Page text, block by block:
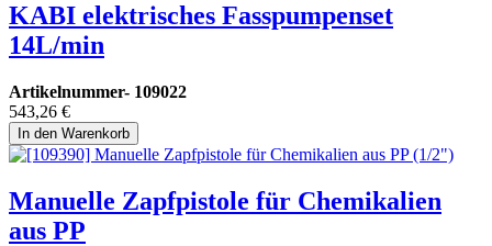
KABI elektrisches Fasspumpenset
14L/min
Artikelnummer- 109022
543,26 €
In den Warenkorb
Manuelle Zapfpistole für Chemikalien
aus PP